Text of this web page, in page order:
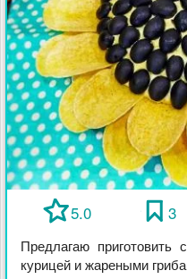
5.0 3
Предлагаю приготовить
курицей и жареными